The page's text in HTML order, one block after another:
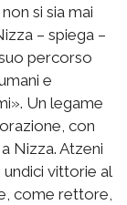
si sia mai
– spiega –
percorso
e
Un legame
con
Nizza. Atzeni
vittorie al
come rettore,